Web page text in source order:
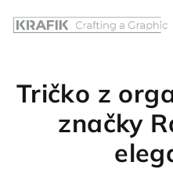
Tričko z
značky